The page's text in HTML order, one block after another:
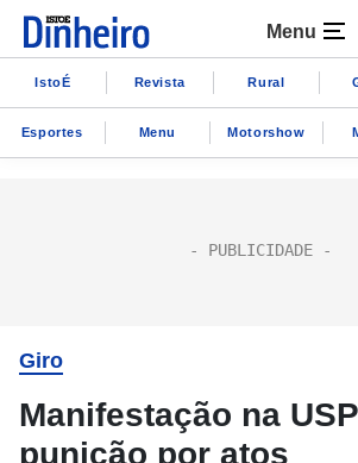
Menu
IstoÉ Revista Rural
Esportes Menu Motorshow
Giro
Manifestação na
punição por atos